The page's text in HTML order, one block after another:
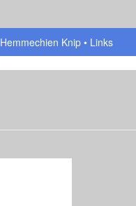
Hemmechien Knip Links